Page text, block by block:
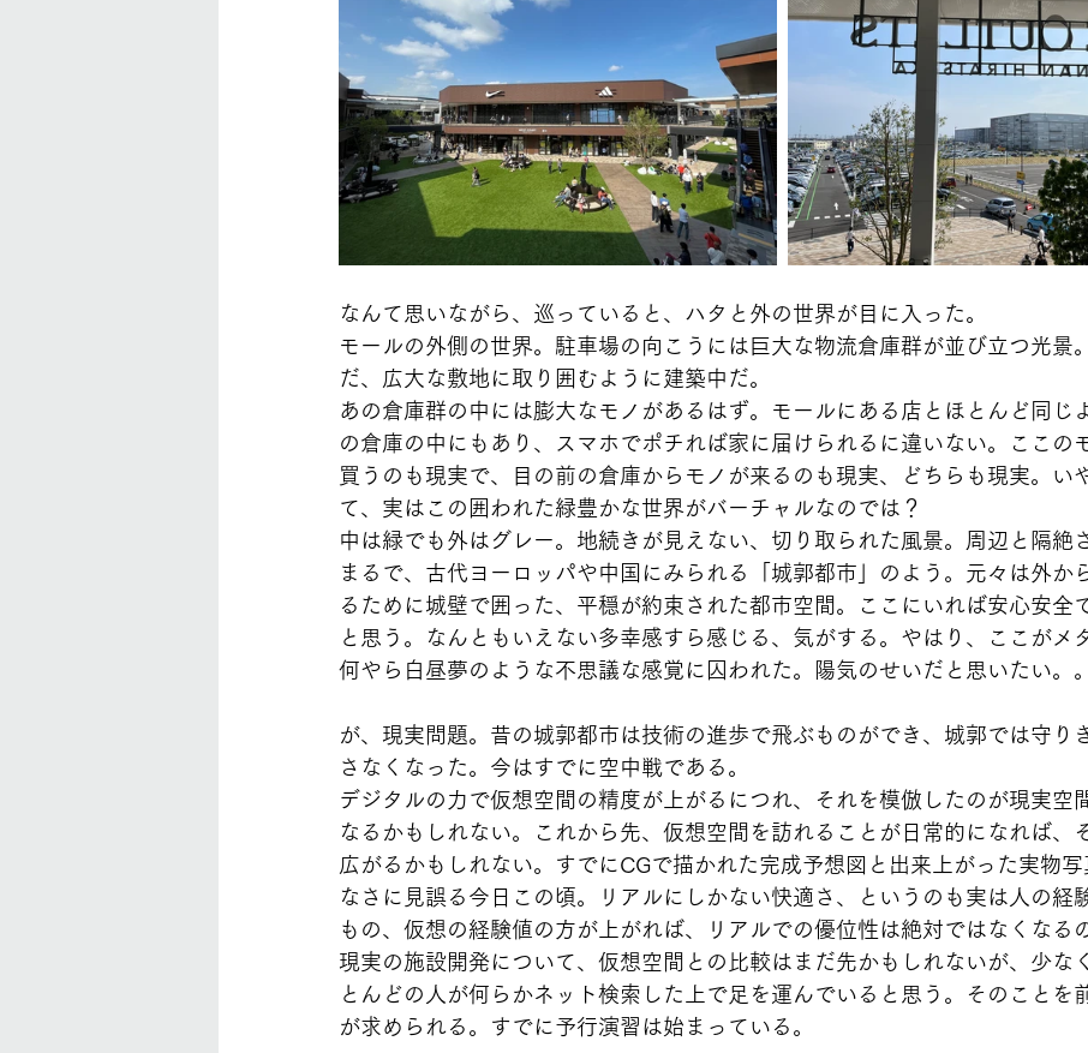
なんて思いながら、巡っていると、ハタと外の世界が目に入った。
モールの外側の世界。駐車場の向こうには巨大な物流倉庫群が並び立つ光景
だ、広大な敷地に取り囲むように建築中だ。
あの倉庫群の中には膨大なモノがあるはず。モールにある店とほとんど同じ
の倉庫の中にもあり、スマホでポチれば家に届けられるに違いない。ここの
買うのも現実で、目の前の倉庫からモノが来るのも現実、どちらも現実。い
て、実はこの囲われた緑豊かな世界がバーチャルなのでは？
中は緑でも外はグレー。地続きが見えない、切り取られた風景。周辺と隔絶
まるで、古代ヨーロッパや中国にみられる「城郭都市」のよう。元々は外か
るために城壁で囲った、平穏が約束された都市空間。ここにいれば安心安全
と思う。なんともいえない多幸感すら感じる、気がする。やはり、ここがメ
何やら白昼夢のような不思議な感覚に囚われた。陽気のせいだと思いたい。
が、現実問題。昔の城郭都市は技術の進歩で飛ぶものができ、城郭では守り
さなくなった。今はすでに空中戦である。
デジタルの力で仮想空間の精度が上がるにつれ、それを模倣したのが現実空
なるかもしれない。これから先、仮想空間を訪れることが日常的になれば、
広がるかもしれない。すでにCGで描かれた完成予想図と出来上がった実物
なさに見誤る今日この頃。リアルにしかない快適さ、というのも実は人の経
もの、仮想の経験値の方が上がれば、リアルでの優位性は絶対ではなくなる
現実の施設開発について、仮想空間との比較はまだ先かもしれないが、少な
とんどの人が何らかネット検索した上で足を運んでいると思う。そのことを
が求められる。すでに予行演習は始まっている。